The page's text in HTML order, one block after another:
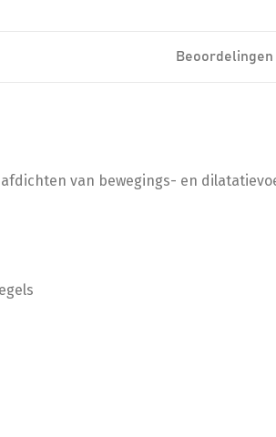
Beoordelingen
van bewegings- en